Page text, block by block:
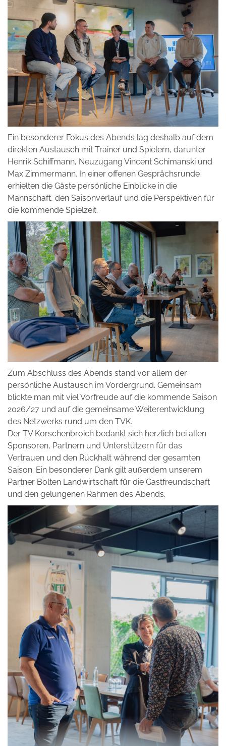
Ein besonderer Fokus des Abends lag deshalb auf dem
direkten Austausch mit Trainer und Spielern, darunter
Henrik Schiffmann, Neuzugang Vincent Schimanski und
Max Zimmermann. In einer offenen Gesprächsrunde
erhielten die Gäste persönliche Einblicke in die
Mannschaft, den Saisonverlauf und die Perspektiven für
die kommende Spielzeit.
Zum Abschluss des Abends stand vor allem der
persönliche Austausch im Vordergrund. Gemeinsam
blickte man mit viel Vorfreude auf die kommende Saison
2026/27 und auf die gemeinsame Weiterentwicklung
des Netzwerks rund um den TVK.
Der TV Korschenbroich bedankt sich herzlich bei allen
Sponsoren, Partnern und Unterstützern für das
Vertrauen und den Rückhalt während der gesamten
Saison. Ein besonderer Dank gilt außerdem unserem
Partner Bolten Landwirtschaft für die Gastfreundschaft
und den gelungenen Rahmen des Abends.